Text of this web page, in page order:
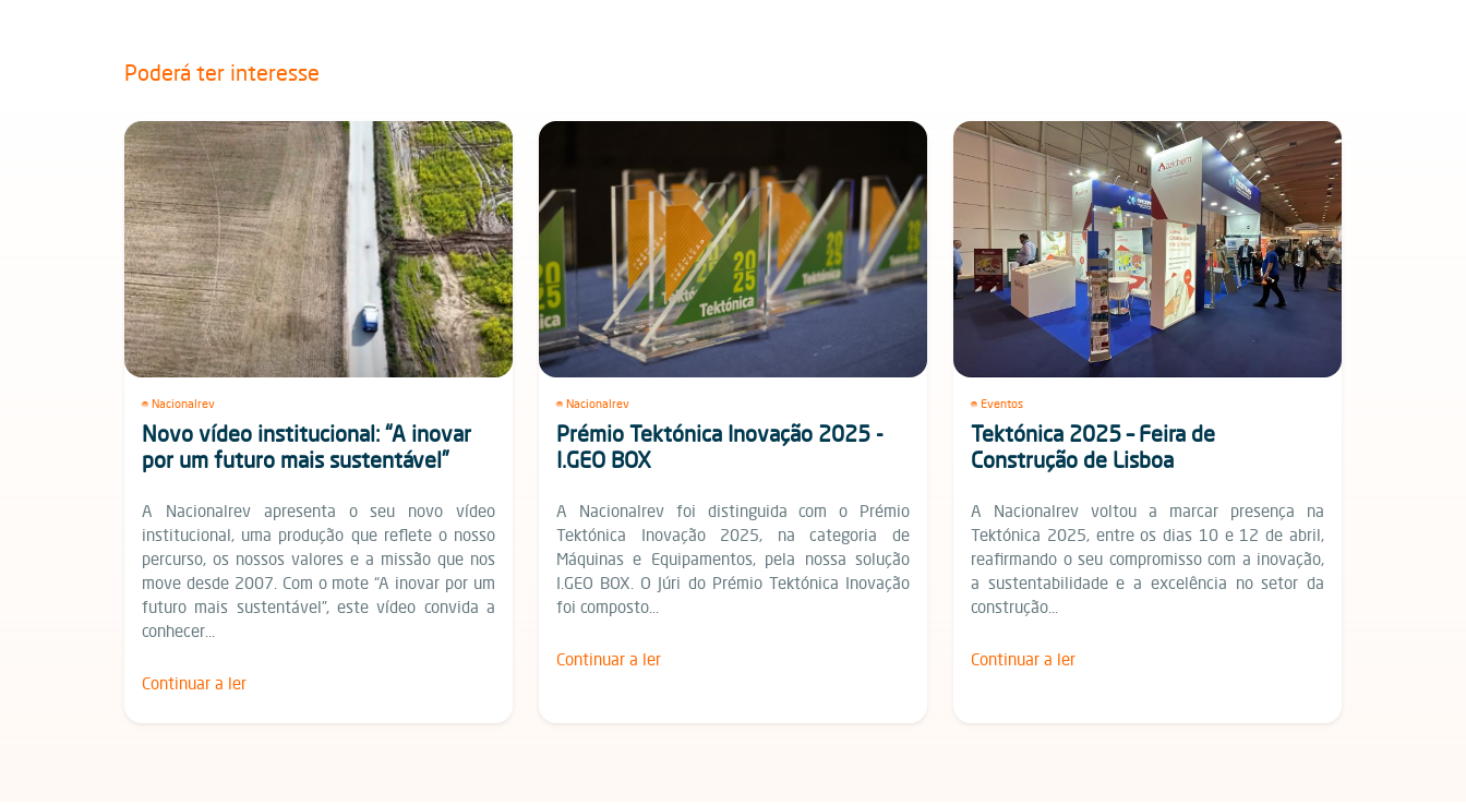
Poderá ter interesse
Nacionalrev
Novo vídeo institucional: “A inovar
por um futuro mais sustentável”
A Nacionalrev apresenta o seu novo vídeo
institucional, uma produção que reflete o nosso
percurso, os nossos valores e a missão que nos
move desde 2007. Com o mote “A inovar por um
futuro mais sustentável”, este vídeo convida a
conhecer...
Continuar a ler
Nacionalrev
Prémio Tektónica Inovação 2025 -
I.GEO BOX
A Nacionalrev foi distinguida com o Prémio
Tektónica Inovação 2025, na categoria de
Máquinas e Equipamentos, pela nossa solução
I.GEO BOX.​ O Júri do Prémio Tektónica Inovação
foi composto...
Continuar a ler
Eventos
Tektónica 2025 – Feira de
Construção de Lisboa
A Nacionalrev voltou a marcar presença na
Tektónica 2025, entre os dias 10 e 12 de abril,
reafirmando o seu compromisso com a inovação,
a sustentabilidade e a excelência no setor da
construção...
Continuar a ler